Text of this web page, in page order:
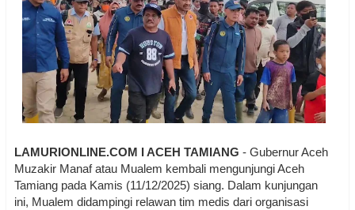
LAMURIONLINE.COM I ACEH TAMIANG - Gubernur Aceh
Muzakir Manaf atau Mualem kembali mengunjungi Aceh
Tamiang pada Kamis (11/12/2025) siang. Dalam kunjungan
ini, Mualem didampingi relawan tim medis dari organisasi